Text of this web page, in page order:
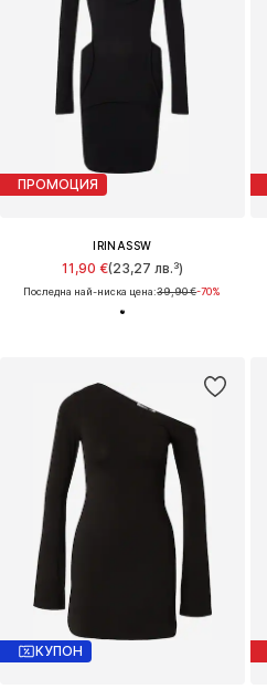
ПРОМОЦИЯ
IRINASSW
11,90 €(23,27 лв.³)
Последна най-ниска цена:39,90 €-70%
КУПОН